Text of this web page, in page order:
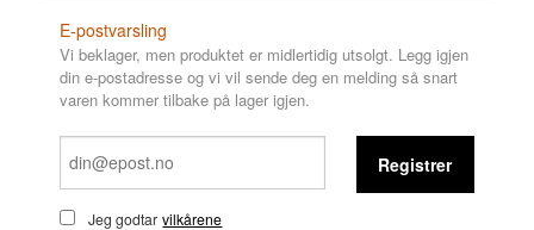
E-postvarsling
Vi beklager, men produktet er midlertidig utsolgt. Legg igjen
din e-postadresse og vi vil sende deg en melding så snart
varen kommer tilbake på lager igjen.
Jeg godtar vilkårene
Registrer